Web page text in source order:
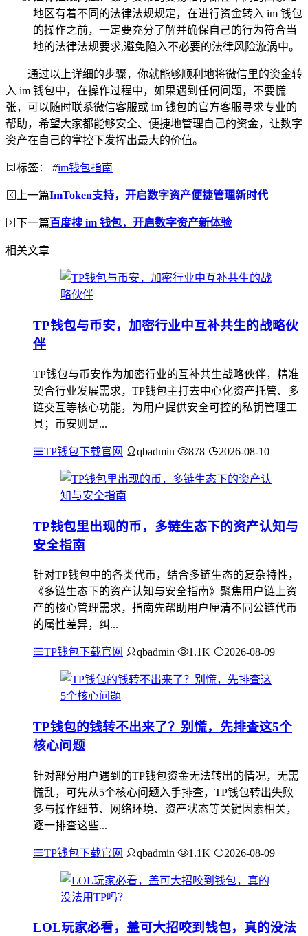
地区有着不同的法律法规规定，在进行资金转入 im 钱包
的操作之前，一定要充分了解并确保自己的行为符合当
地的法律法规要求,避免陷入不必要的法律风险漩涡中。
通过以上详细的步骤，你就能够顺利地将微信里的资金转
入 im 钱包中，在操作过程中，如果遇到任何问题，不要慌
张，可以随时联系微信客服或 im 钱包的官方客服寻求专业的
帮助，希望大家都能够安全、便捷地管理自己的资金，让数字
资产在自己的掌控下发挥出最大的价值。
标签： #im钱包指南
上一篇ImToken支持，开启数字资产便捷管理新时代
下一篇百度搜 im 钱包，开启数字资产新体验
相关文章
TP钱包与币安，加密行业中互补共生的战略伙
伴
TP钱包与币安作为加密行业的互补共生战略伙伴，精准
契合行业发展需求，TP钱包主打去中心化资产托管、多
链交互等核心功能，为用户提供安全可控的私钥管理工
具；币安则是...
TP钱包下载官网 qbadmin 878 2026-08-10
TP钱包里出现的币，多链生态下的资产认知与
安全指南
针对TP钱包中的各类代币，结合多链生态的复杂特性，
《多链生态下的资产认知与安全指南》聚焦用户链上资
产的核心管理需求，指南先帮助用户厘清不同公链代币
的属性差异，纠...
TP钱包下载官网 qbadmin 1.1K 2026-08-09
TP钱包的钱转不出来了？别慌，先排查这5个
核心问题
针对部分用户遇到的TP钱包资金无法转出的情况，无需
慌乱，可先从5个核心问题入手排查，TP钱包转出失败
多与操作细节、网络环境、资产状态等关键因素相关，
逐一排查这些...
TP钱包下载官网 qbadmin 1.1K 2026-08-09
LOL玩家必看，盖可大招咬到钱包，真的没法